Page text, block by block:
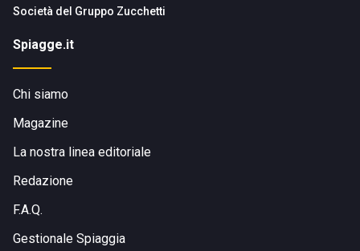
Società del Gruppo Zucchetti
Spiagge.it
Chi siamo
Magazine
La nostra linea editoriale
Redazione
F.A.Q.
Gestionale Spiaggia